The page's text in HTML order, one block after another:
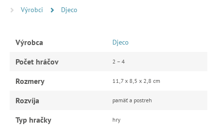
Výrobci
Djeco
Výrobca Djeco
Počet hráčov 2 – 4
Rozmery 11,7 x 8,5 x 2,8 cm
Rozvíja pamäť a postreh
Typ hračky hry